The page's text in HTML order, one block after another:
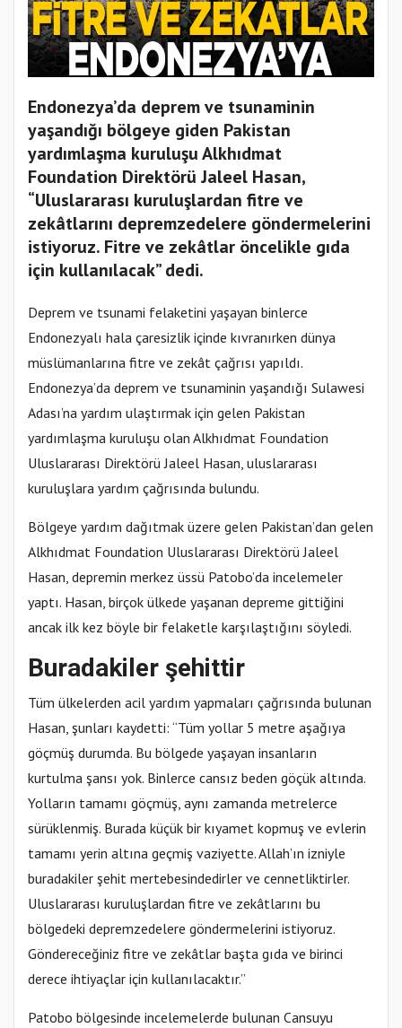
Endonezya’da deprem ve tsunaminin
yaşandığı bölgeye giden Pakistan
yardımlaşma kuruluşu Alkhıdmat
Foundation Direktörü Jaleel Hasan,
“Uluslararası kuruluşlardan fitre ve
zekâtlarını depremzedelere göndermelerini
istiyoruz. Fitre ve zekâtlar öncelikle gıda
için kullanılacak” dedi.
Deprem ve tsunami felaketini yaşayan binlerce
Endonezyalı hala çaresizlik içinde kıvranırken dünya
müslümanlarına fitre ve zekât çağrısı yapıldı.
Endonezya’da deprem ve tsunaminin yaşandığı Sulawesi
Adası’na yardım ulaştırmak için gelen Pakistan
yardımlaşma kuruluşu olan Alkhıdmat Foundation
Uluslararası Direktörü Jaleel Hasan, uluslararası
kuruluşlara yardım çağrısında bulundu.
Bölgeye yardım dağıtmak üzere gelen Pakistan’dan gelen
Alkhıdmat Foundation Uluslararası Direktörü Jaleel
Hasan, depremin merkez üssü Patobo’da incelemeler
yaptı. Hasan, birçok ülkede yaşanan depreme gittiğini
ancak ilk kez böyle bir felaketle karşılaştığını söyledi.
Buradakiler şehittir
Tüm ülkelerden acil yardım yapmaları çağrısında bulunan
Hasan, şunları kaydetti: “Tüm yollar 5 metre aşağıya
göçmüş durumda. Bu bölgede yaşayan insanların
kurtulma şansı yok. Binlerce cansız beden göçük altında.
Yolların tamamı göçmüş, aynı zamanda metrelerce
sürüklenmiş. Burada küçük bir kıyamet kopmuş ve evlerin
tamamı yerin altına geçmiş vaziyette. Allah’ın izniyle
buradakiler şehit mertebesindedirler ve cennetliktirler.
Uluslararası kuruluşlardan fitre ve zekâtlarını bu
bölgedeki depremzedelere göndermelerini istiyoruz.
Göndereceğiniz fitre ve zekâtlar başta gıda ve birinci
derece ihtiyaçlar için kullanılacaktır.”
Patobo bölgesinde incelemelerde bulunan Cansuyu